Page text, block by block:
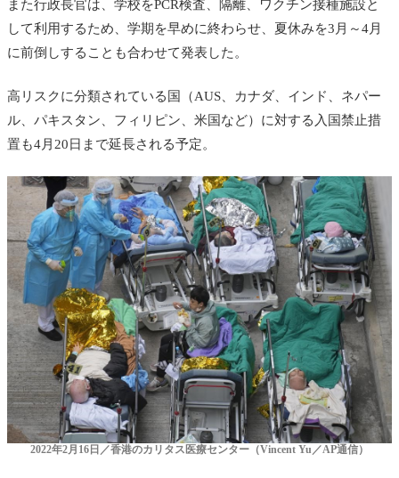
また行政長官は、学校をPCR検査、隔離、ワクチン接種施設と
して利用するため、学期を早めに終わらせ、夏休みを3月～4月
に前倒しすることも合わせて発表した。
高リスクに分類されている国（AUS、カナダ、インド、ネパー
ル、パキスタン、フィリピン、米国など）に対する入国禁止措
置も4月20日まで延長される予定。
2022年2月16日／香港のカリタス医療センター（Vincent Yu／AP通信）